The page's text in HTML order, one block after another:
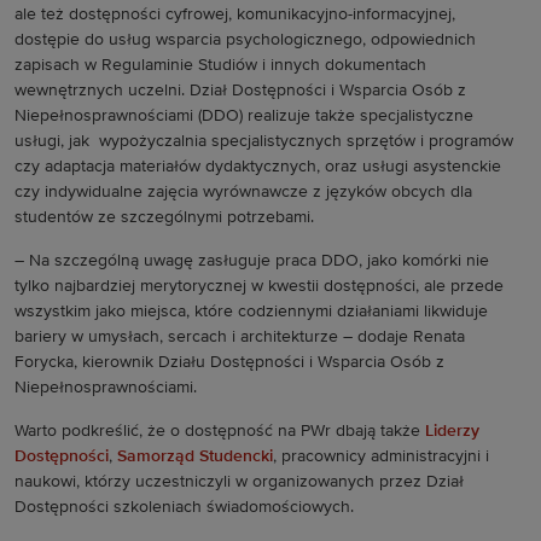
ale też dostępności cyfrowej, komunikacyjno-informacyjnej,
dostępie do usług wsparcia psychologicznego, odpowiednich
zapisach w Regulaminie Studiów i innych dokumentach
wewnętrznych uczelni. Dział Dostępności i Wsparcia Osób z
Niepełnosprawnościami (DDO) realizuje także specjalistyczne
usługi, jak wypożyczalnia specjalistycznych sprzętów i programów
czy adaptacja materiałów dydaktycznych, oraz usługi asystenckie
czy indywidualne zajęcia wyrównawcze z języków obcych dla
studentów ze szczególnymi potrzebami.
– Na szczególną uwagę zasługuje praca DDO, jako komórki nie
tylko najbardziej merytorycznej w kwestii dostępności, ale przede
wszystkim jako miejsca, które codziennymi działaniami likwiduje
bariery w umysłach, sercach i architekturze – dodaje Renata
Forycka, kierownik Działu Dostępności i Wsparcia Osób z
Niepełnosprawnościami.
Warto podkreślić, że o dostępność na PWr dbają także Liderzy
Dostępności, Samorząd Studencki, pracownicy administracyjni i
naukowi, którzy uczestniczyli w organizowanych przez Dział
Dostępności szkoleniach świadomościowych.